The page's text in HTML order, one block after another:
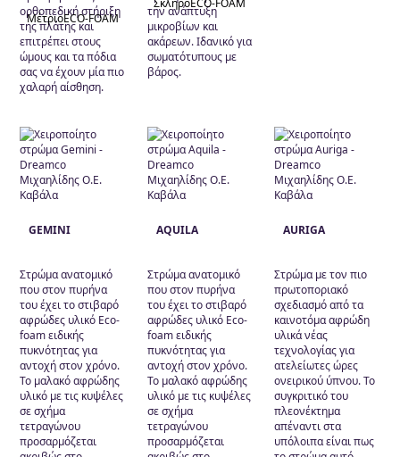
ορθοπεδική στήριξη
της πλάτης και
επιτρέπει στους
ώμους και τα πόδια
σας να έχουν μία πιο
χαλαρή αίσθηση.
ΜέτριοECO-FOAM
την ανάπτυξη
μικροβίων και
ακάρεων. Ιδανικό για
σωματότυπους με
βάρος.
GEMINI
Στρώμα ανατομικό
που στον πυρήνα
του έχει το στιβαρό
αφρώδες υλικό Eco-
foam ειδικής
πυκνότητας για
αντοχή στον χρόνο.
Το μαλακό αφρώδης
υλικό με τις κυψέλες
σε σχήμα
τετραγώνου
προσαρμόζεται
AQUILA
Στρώμα ανατομικό
που στον πυρήνα
του έχει το στιβαρό
αφρώδες υλικό Eco-
foam ειδικής
πυκνότητας για
αντοχή στον χρόνο.
Το μαλακό αφρώδης
υλικό με τις κυψέλες
σε σχήμα
τετραγώνου
προσαρμόζεται
AURIGA
Στρώμα με τον πιο
πρωτοποριακό
σχεδιασμό από τα
καινοτόμα αφρώδη
υλικά νέας
τεχνολογίας για
ατελείωτες ώρες
ονειρικού ύπνου. Το
συγκριτικό του
πλεονέκτημα
απέναντι στα
υπόλοιπα είναι πως